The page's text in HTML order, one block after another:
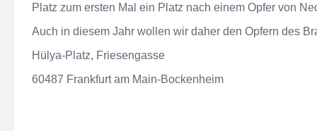
Platz zum ersten Mal ein Platz nach einem Opfer von
Auch in diesem Jahr wollen wir daher den Opfern des
Hülya-Platz, Friesengasse
60487 Frankfurt am Main-Bockenheim